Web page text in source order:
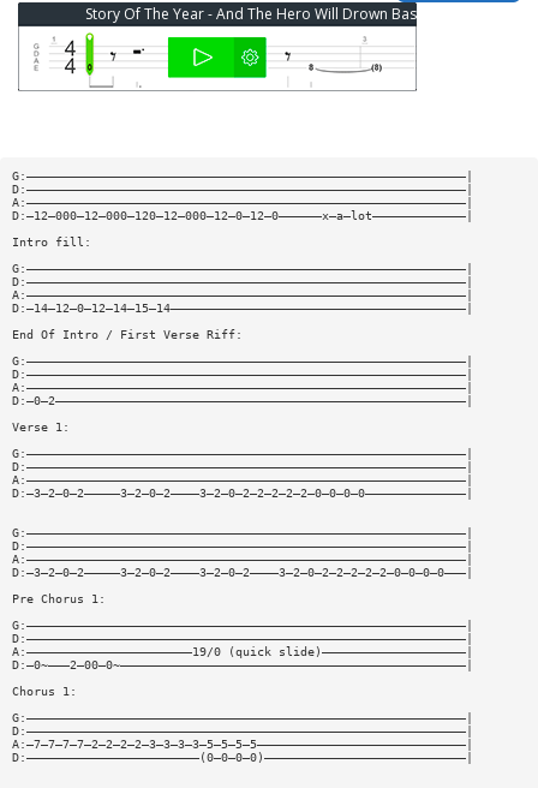
Story Of The Year - And The Hero Will Drown Bass Tab
G:—————————————————————————————————————————————————————————————|
D:—————————————————————————————————————————————————————————————|
A:—————————————————————————————————————————————————————————————|
D:—12—000—12—000—120—12—000—12—0—12—0——————x—a—lot—————————————|
Intro fill:
G:—————————————————————————————————————————————————————————————|
D:—————————————————————————————————————————————————————————————|
A:—————————————————————————————————————————————————————————————|
D:—14—12—0—12—14—15—14—————————————————————————————————————————|
End Of Intro / First Verse Riff:
G:—————————————————————————————————————————————————————————————|
D:—————————————————————————————————————————————————————————————|
A:—————————————————————————————————————————————————————————————|
D:—0—2—————————————————————————————————————————————————————————|
Verse 1:
G:—————————————————————————————————————————————————————————————|
D:—————————————————————————————————————————————————————————————|
A:—————————————————————————————————————————————————————————————|
D:—3—2—0—2—————3—2—0—2————3—2—0—2—2—2—2—2—0—0—0—0——————————————|
G:—————————————————————————————————————————————————————————————|
D:—————————————————————————————————————————————————————————————|
A:—————————————————————————————————————————————————————————————|
D:—3—2—0—2—————3—2—0—2————3—2—0—2————3—2—0—2—2—2—2—2—0—0—0—0———|
Pre Chorus 1:
G:—————————————————————————————————————————————————————————————|
D:—————————————————————————————————————————————————————————————|
A:———————————————————————19/0 (quick slide)————————————————————|
D:—0~———2—00—0~————————————————————————————————————————————————|
Chorus 1:
G:—————————————————————————————————————————————————————————————|
D:—————————————————————————————————————————————————————————————|
A:—7—7—7—7—2—2—2—2—3—3—3—3—5—5—5—5—————————————————————————————|
D:————————————————————————(0—0—0—0)————————————————————————————|